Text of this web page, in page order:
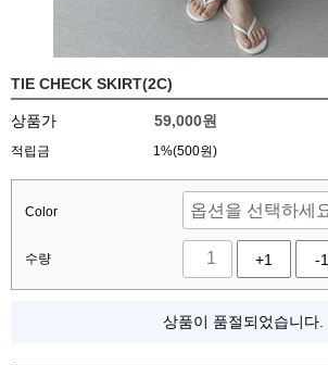
TIE CHECK SKIRT(2C)
상품가 59,000원
적립금 1%(500원)
Color
수량 +1 -1
상품이 품절되었습니다.